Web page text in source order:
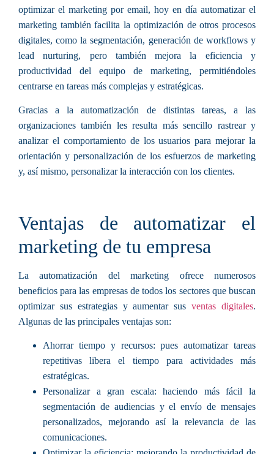
optimizar el marketing por email, hoy en día automatizar el
marketing también facilita la optimización de otros procesos
digitales, como lasegmentación, generación de workflows y
lead nurturing, pero tambiénmejora la eficiencia y
productividad del equipo de marketing, permitiéndoles
centrarse en tareas más complejas y estratégicas.
Gracias a la automatización de distintas tareas, a las
organizaciones también les resulta más sencillo rastrear y
analizar el comportamiento de los usuarios para mejorar la
orientación y personalización de los esfuerzos de marketing
y, así mismo, personalizar la interacción con los clientes.
Ventajas de automatizar el
marketing de tu empresa
La automatización del marketing ofrece numerosos
beneficios para las empresas de todos los sectores que buscan
optimizar sus estrategias y aumentar susventas digitales.
Algunas de las principales ventajas son:
Ahorrar tiempo y recursos: pues automatizar tareas
repetitivas libera el tiempo para actividades más
estratégicas.
Personalizar a gran escala: haciendo más fácil la
segmentación de audiencias y el envío de mensajes
personalizados, mejorando así la relevancia de las
comunicaciones.